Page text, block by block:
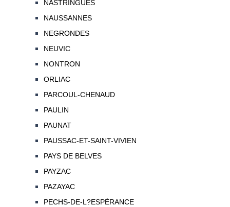
NASTRINGUES
NAUSSANNES
NEGRONDES
NEUVIC
NONTRON
ORLIAC
PARCOUL-CHENAUD
PAULIN
PAUNAT
PAUSSAC-ET-SAINT-VIVIEN
PAYS DE BELVES
PAYZAC
PAZAYAC
PECHS-DE-L?ESPÉRANCE